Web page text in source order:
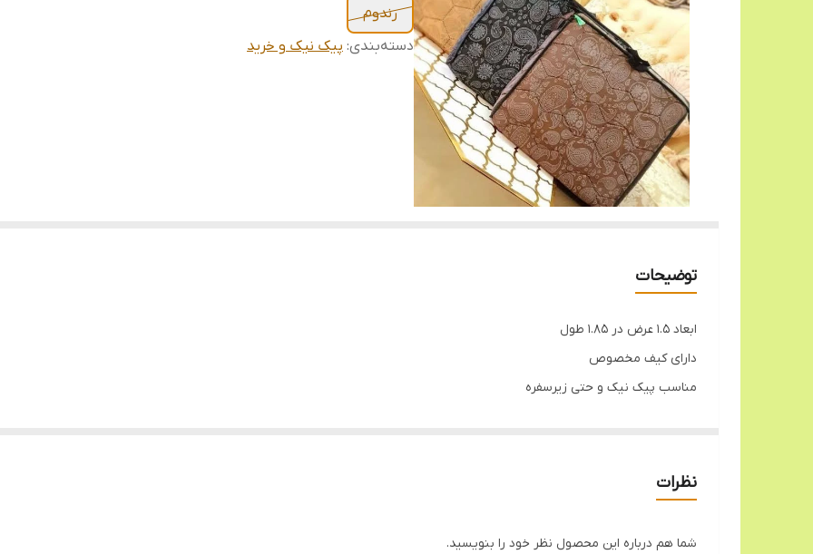
رندوم
دسته‌بندی: پیک نیک و خرید
توضیحات
ابعاد ۱.۵ عرض در ۱.۸۵ طول
دارای کیف مخصوص
مناسب پیک نیک و حتی زیرسفره
نظرات
شما هم درباره این محصول نظر خود را بنویسید.